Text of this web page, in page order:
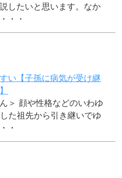
したいと思います。なか
・・
い【子孫に病気が受け継
＞ 顔や性格などのいわゆ
た祖先から引き継いでゆ
・